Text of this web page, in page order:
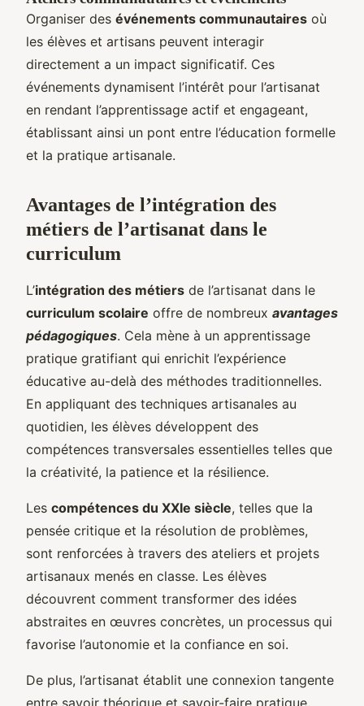
Organiser des événements communautaires où
les élèves et artisans peuvent interagir
directement a un impact significatif. Ces
événements dynamisent l’intérêt pour l’artisanat
en rendant l’apprentissage actif et engageant,
établissant ainsi un pont entre l’éducation formelle
et la pratique artisanale.
Avantages de l’intégration des
métiers de l’artisanat dans le
curriculum
L’intégration des métiers de l’artisanat dans le
curriculum scolaire offre de nombreux avantages
pédagogiques. Cela mène à un apprentissage
pratique gratifiant qui enrichit l’expérience
éducative au-delà des méthodes traditionnelles.
En appliquant des techniques artisanales au
quotidien, les élèves développent des
compétences transversales essentielles telles que
la créativité, la patience et la résilience.
Les compétences du XXIe siècle, telles que la
pensée critique et la résolution de problèmes,
sont renforcées à travers des ateliers et projets
artisanaux menés en classe. Les élèves
découvrent comment transformer des idées
abstraites en œuvres concrètes, un processus qui
favorise l’autonomie et la confiance en soi.
De plus, l’artisanat établit une connexion tangente
entre savoir théorique et savoir-faire pratique.